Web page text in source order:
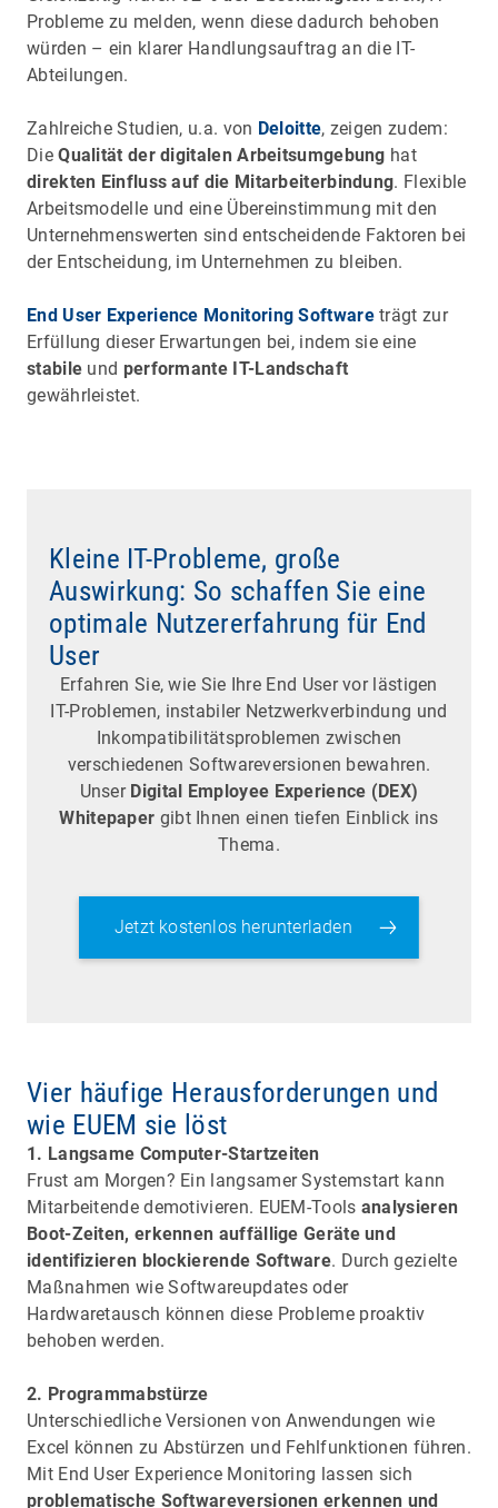
Probleme zu melden, wenn diese dadurch behoben
würden – ein klarer Handlungsauftrag an die IT-
Abteilungen.
Zahlreiche Studien, u.a. von Deloitte, zeigen zudem:
DieQualität der digitalen Arbeitsumgebung hat
direkten Einfluss auf die Mitarbeiterbindung. Flexible
Arbeitsmodelle und eine Übereinstimmung mit den
Unternehmenswerten sind entscheidende Faktoren bei
der Entscheidung, im Unternehmen zu bleiben.
End User Experience Monitoring Softwareträgt zur
Erfüllung dieser Erwartungen bei, indem sie eine
stabile und performante IT-Landschaft
gewährleistet.
Kleine IT-Probleme, große
Auswirkung: So schaffen Sie eine
optimale Nutzererfahrung für End
User
Erfahren Sie, wie Sie Ihre End User vor lästigen
IT-Problemen, instabiler Netzwerkverbindung und
Inkompatibilitätsproblemen zwischen
verschiedenen Softwareversionen bewahren.
Unser Digital Employee Experience (DEX)
Whitepaper gibt Ihnen einen tiefen Einblick ins
Thema.
Jetzt kostenlos herunterladen
Vier häufige Herausforderungen und
wie EUEM sie löst
1. Langsame Computer-Startzeiten
Frust am Morgen? Ein langsamer Systemstart kann
Mitarbeitende demotivieren. EUEM-Tools analysieren
Boot-Zeiten, erkennen auffällige Geräte und
identifizieren blockierende Software. Durch gezielte
Maßnahmen wie Softwareupdates oder
Hardwaretausch können diese Probleme proaktiv
behoben werden.
2. Programmabstürze
Unterschiedliche Versionen von Anwendungen wie
Excel können zu Abstürzen und Fehlfunktionen führen.
Mit End User Experience Monitoring lassen sich
problematische Softwareversionen erkennen und